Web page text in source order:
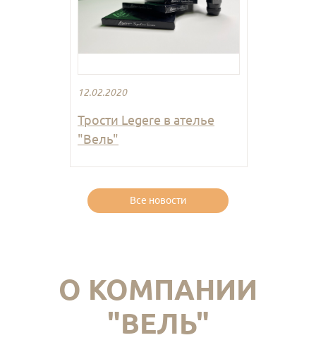
12.02.2020
Трости Legere в ателье
"Вель"
Все новости
О КОМПАНИИ
"ВЕЛЬ"